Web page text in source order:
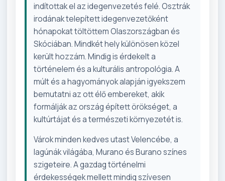
indítottak el az idegenvezetés felé. Osztrák
irodának telepített idegenvezetőként
hónapokat töltöttem Olaszországban és
Skóciában. Mindkét hely különösen közel
került hozzám. Mindig is érdekelt a
történelem és a kulturális antropológia. A
múlt és a hagyományok alapján igyekszem
bemutatni az ott élő embereket, akik
formálják az ország épített örökséget, a
kultúrtájat és a természeti környezetét is.
Várok minden kedves utast Velencébe, a
lagúnák világába, Murano és Burano színes
szigeteire. A gazdag történelmi
érdekességek mellett mindig szívesen